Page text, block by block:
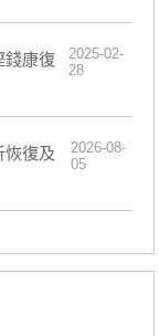
錢康復
2025-02-
28
恢復及
2026-08-
05